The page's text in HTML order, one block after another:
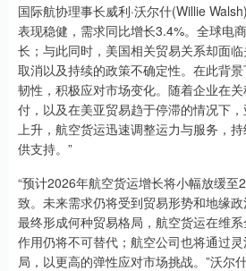
国际航协理事长威利·沃尔什(Willie
表现稳健，需求同比增长3.4%。全球电
长；与此同时，美国相关贸易关系却面
取消以及持续的政策不确定性。在此背
韧性，积极应对市场变化。随着企业在
付，以及在美亚贸易趋于停滞的情况下
上升，航空货运迅速调整运力与服务，
供支持。”
“预计2026年航空货运增长将小幅放缓至
致。未来需求仍将受到贸易形势和地缘
最终形成何种贸易格局，航空货运在维
作用仍将不可替代；航空公司也将通过
局，以更高的弹性应对市场挑战。”沃尔什